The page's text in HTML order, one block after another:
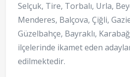
Selçuk, Tire, Torbalı, Urla,
Menderes, Balçova, Çiğli,
Güzelbahçe, Bayraklı,
ilçelerinde ikamet eden
edilmektedir.